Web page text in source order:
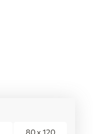
80 x 120